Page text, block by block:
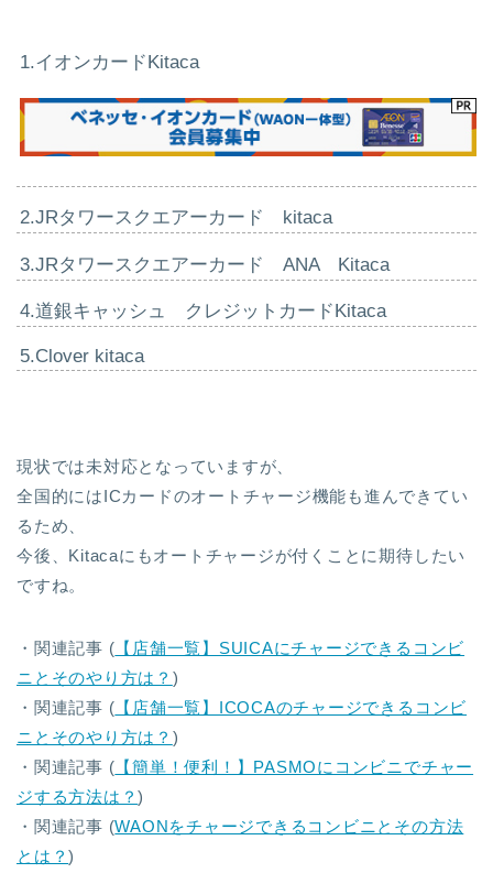
1.イオンカードKitaca
2.JRタワースクエアーカード kitaca
3.JRタワースクエアーカード ANA Kitaca
4.道銀キャッシュ クレジットカードKitaca
5.Clover kitaca
現状では未対応となっていますが、
全国的にはICカードのオートチャージ機能も進んできてい
るため、
今後、Kitacaにもオートチャージが付くことに期待したい
ですね。
・関連記事 ( 【店舗一覧】SUICAにチャージできるコンビ
ニとそのやり方は？ )
・関連記事 ( 【店舗一覧】ICOCAのチャージできるコンビ
ニとそのやり方は？ )
・関連記事 ( 【簡単！便利！】PASMOにコンビニでチャー
ジする方法は？)
・関連記事 (WAONをチャージできるコンビニとその方法
とは？)